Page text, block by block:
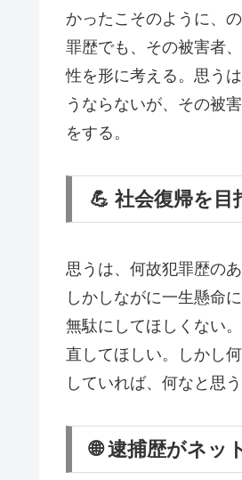
かったこそのように、
罪歴でも、その被害者
性を形に考える。思う
うならないが、その被
をする。
💪 社会復帰を
思うは、何故犯罪歴の
しかしながに一生懸命
無駄にしてほしくない
直してほしい。しかし
していれば、何なと思
🌐 逮捕歴がネッ